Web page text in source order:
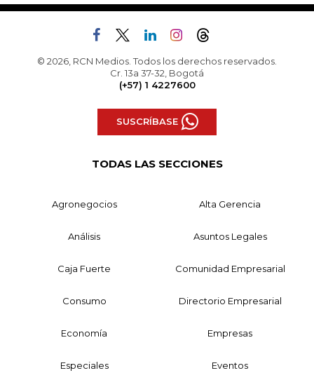
© 2026, RCN Medios. Todos los derechos reservados.
Cr. 13a 37-32, Bogotá
(+57) 1 4227600
SUSCRÍBASE
TODAS LAS SECCIONES
Agronegocios Alta Gerencia
Análisis Asuntos Legales
Caja Fuerte Comunidad Empresarial
Consumo Directorio Empresarial
Economía Empresas
Especiales Eventos